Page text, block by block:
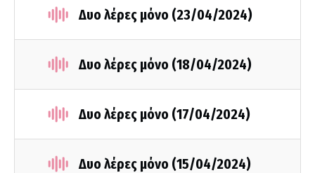
Δυο λέρες μόνο (23/04/2024)
Δυο λέρες μόνο (18/04/2024)
Δυο λέρες μόνο (17/04/2024)
Δυο λέρες μόνο (15/04/2024)